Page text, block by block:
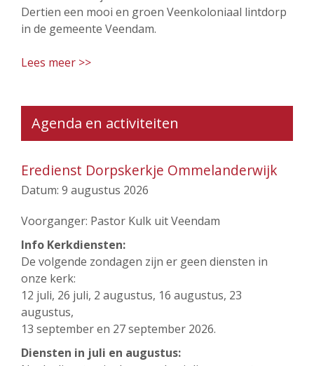
Dertien een mooi en groen Veenkoloniaal lintdorp
in de gemeente Veendam.
Lees meer >>
Agenda en activiteiten
Eredienst Dorpskerkje Ommelanderwijk
Datum: 9 augustus 2026
Voorganger: Pastor Kulk uit Veendam
Info Kerkdiensten:
De volgende zondagen zijn er geen diensten in
onze kerk:
12 juli, 26 juli, 2 augustus, 16 augustus, 23
augustus,
13 september en 27 september 2026.
Diensten in juli en augustus: